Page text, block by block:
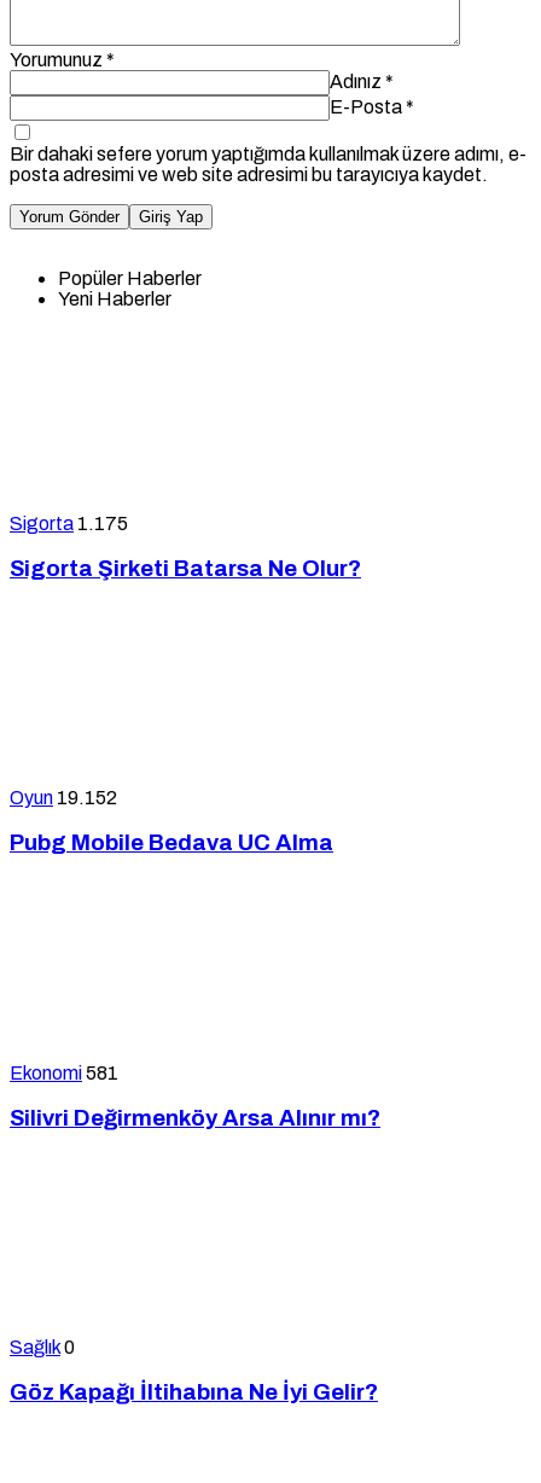
Yorumunuz *
Adınız *
E-Posta*
Bir dahaki sefere yorum yaptığımda kullanılmak üzere adımı, e-
posta adresimi ve web site adresimi bu tarayıcıya kaydet.
Yorum Gönder Giriş Yap
Popüler Haberler
Yeni Haberler
Sigorta 1.175
Sigorta Şirketi Batarsa Ne Olur?
Oyun 19.152
Pubg Mobile Bedava UC Alma
Ekonomi581
Silivri Değirmenköy Arsa Alınır mı?
Sağlık0
Göz Kapağı İltihabına Ne İyi Gelir?